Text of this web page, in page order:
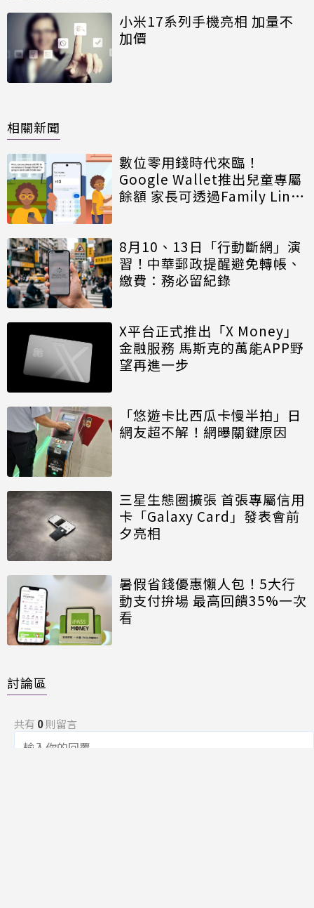
小米17系列手機亮相 加量不
加價
相關新聞
數位零用錢時代來臨！
Google Wallet推出兒童專屬
餘額 家長可透過Family Link
8月10、13日「行動斷網」演
習！中華郵政提醒避免轉帳、
繳費：務必留紀錄
X平台正式推出「X Money」
金融服務 馬斯克的萬能APP野
望再進一步
「悠遊卡比西瓜卡慢半拍」日
網友超不解！網曝關鍵原因
三星生態圈擴張 首張專屬信用
卡「Galaxy Card」發表會前
夕亮相
暑假省錢優惠懶人包！5大行
動支付拚場 最高回饋35%一次
看
討論區
共有 0則留言